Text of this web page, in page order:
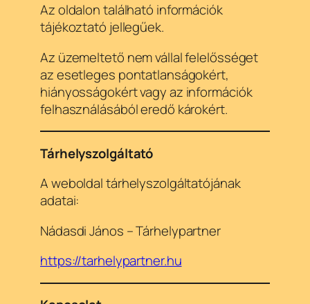
Az oldalon található információk
tájékoztató jellegűek.
Az üzemeltető nem vállal felelősséget
az esetleges pontatlanságokért,
hiányosságokért vagy az információk
felhasználásából eredő károkért.
Tárhelyszolgáltató
A weboldal tárhelyszolgáltatójának
adatai:
Nádasdi János – Tárhelypartner
https://tarhelypartner.hu